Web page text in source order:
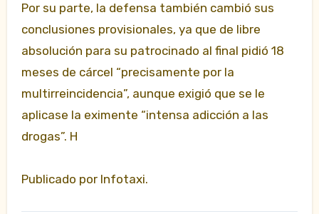
Por su parte, la defensa también cambió sus
conclusiones provisionales, ya que de libre
absolución para su patrocinado al final pidió 18
meses de cárcel “precisamente por la
multirreincidencia”, aunque exigió que se le
aplicase la eximente “intensa adicción a las
drogas”. H
Publicado por Infotaxi.